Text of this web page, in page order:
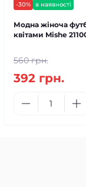
-30% в наявності
Модна жіноча
квітами Mishe
560 грн.
392 грн.